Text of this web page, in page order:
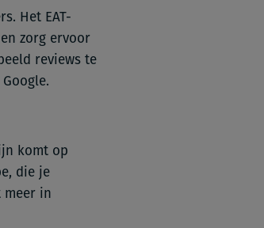
Het EAT-
zorg ervoor
reviews te
komt op
die je
meer in